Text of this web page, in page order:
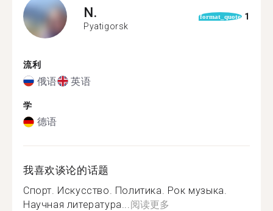
N.
Pyatigorsk
format_quote 1
流利
俄语 英语
学
德语
我喜欢谈论的话题
Спорт. Искусство. Политика. Рок музыка.
Научная литература...阅读更多